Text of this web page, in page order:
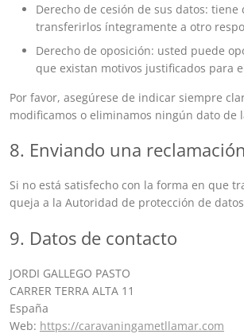
Derecho de cesión de sus datos:
transferirlos íntegramente a otro
Derecho de oposición: usted puede
que existan motivos justificados para
Por favor, asegúrese de indicar siempre
modificamos o eliminamos ningún dato de
8. Enviando una reclamación
Si no está satisfecho con la forma en que
queja a la Autoridad de protección de
9. Datos de contacto
JORDI GALLEGO PASTO
CARRER TERRA ALTA 11
España
Web: https://caravaningametllamar.com